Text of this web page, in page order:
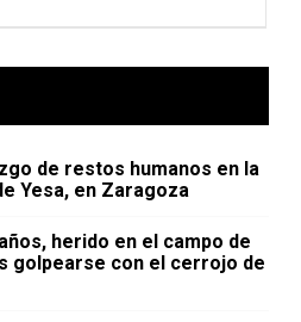
de restos humanos en la
Yesa, en Zaragoza
herido en el campo de
golpearse con el cerrojo de